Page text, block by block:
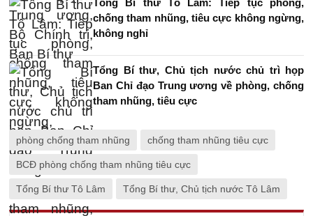
Tổng Bí thư Tô Lâm: Tiếp tục phòng,
chống tham nhũng, tiêu cực không ngừng,
không nghỉ
Tổng Bí thư, Chủ tịch nước chủ trì họp
Ban Chỉ đạo Trung ương về phòng, chống
tham nhũng, tiêu cực
phòng chống tham nhũng chống tham nhũng tiêu cực
BCĐ phòng chống tham nhũng tiêu cực
Tổng Bí thư Tô Lâm Tổng Bí thư, Chủ tịch nước Tô Lâm